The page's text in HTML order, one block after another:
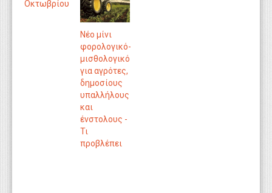
Οκτωβρίου
Νέο μίνι
φορολογικό-
μισθολογικό
για αγρότες,
δημοσίους
υπαλλήλους
και
ένστολους -
Τι
προβλέπει